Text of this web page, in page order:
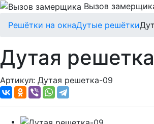
Вызов
Решётки на окнаДутые решётки
Дутая
Артикул: Дутая решетка-09